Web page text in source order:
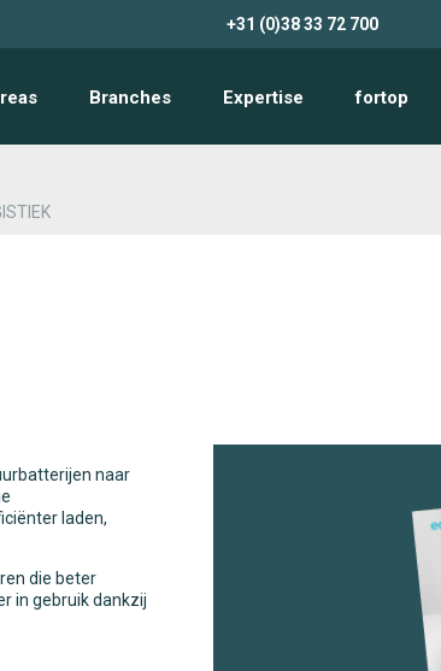
+31 (0)38 33 72 700
Branches Expertise fortop
naar
laden,
die beter
in gebruik dankzij